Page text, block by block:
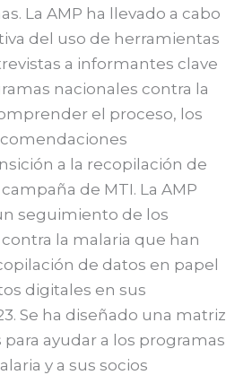
La AMP ha llevado a cabo
del uso de herramientas
a informantes clave
nacionales contra la
el proceso, los
a la recopilación de
de MTI. La AMP
seguimiento de los
la malaria que han
de datos en papel
digitales en sus
Se ha diseñado una matriz
ayudar a los programas
y a sus socios